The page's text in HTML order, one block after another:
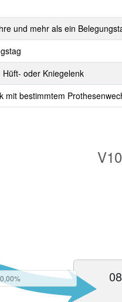
und mehr als ein
oder Kniegelenk
bestimmtem
08